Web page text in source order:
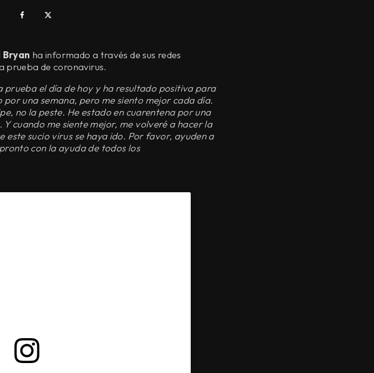
Bryan ha informado a través de sus redes
prueba de coronavirus.
prueba el día de hoy y ha resultado positiva para
una semana, pero me siento mejor cada día.
no la peste. He estado en cuarentena por una
cuando me siente mejor, me volveré a hacer la
este sucio virus se haya ido. Por favor, ayuden a
con la ayuda de todos los